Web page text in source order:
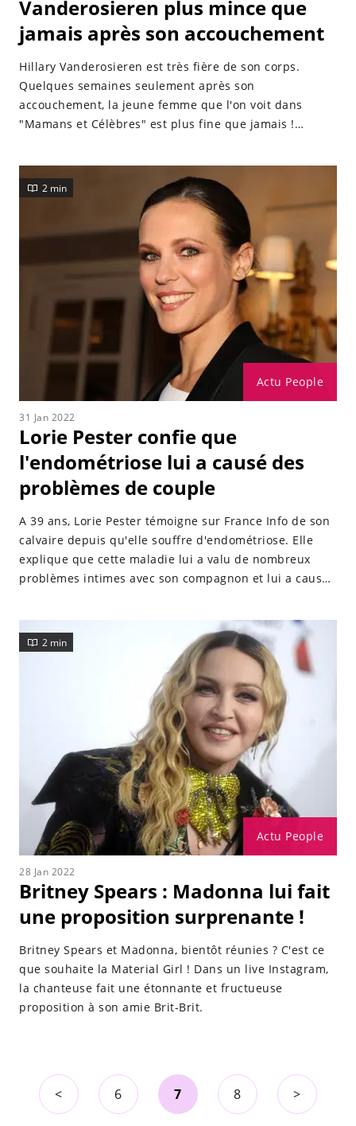
Vanderosieren plus mince que
jamais après son accouchement
Hillary Vanderosieren est très fière de son corps.
Quelques semaines seulement après son
accouchement, la jeune femme que l'on voit dans
"Mamans et Célèbres" est plus fine que jamais !
Actu People
2 min
31 Jan 2022
Lorie Pester confie que
l'endométriose lui a causé des
problèmes de couple
A 39 ans, Lorie Pester témoigne sur France Info de son
calvaire depuis qu'elle souffre d'endométriose. Elle
explique que cette maladie lui a valu de nombreux
problèmes intimes avec son compagnon et lui a causé
Actu People
2 min
28 Jan 2022
Britney Spears : Madonna lui fait
une proposition surprenante !
Britney Spears et Madonna, bientôt réunies ? C'est ce
que souhaite la Material Girl ! Dans un live Instagram,
la chanteuse fait une étonnante et fructueuse
proposition à son amie Brit-Brit.
< 6 7 8 >